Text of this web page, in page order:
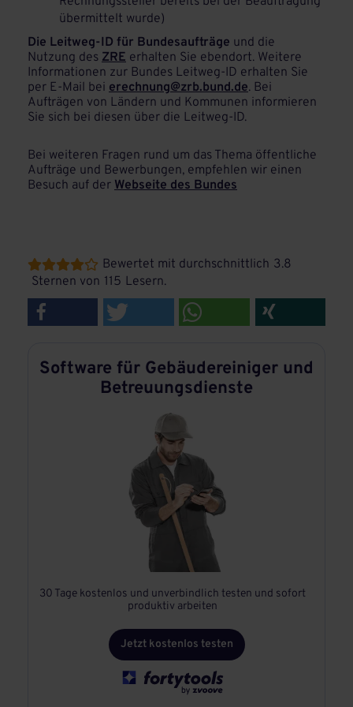
übermittelt wurde)
Die Leitweg-ID für Bundesaufträge und die
Nutzung des ZRE erhalten Sie ebendort. Weitere
Informationen zur Bundes Leitweg-ID erhalten Sie
per E-Mail bei erechnung@zrb.bund.de. Bei
Aufträgen von Ländern und Kommunen informieren
Sie sich bei diesen über die Leitweg-ID.
Bei weiteren Fragen rund um das Thema öffentliche
Aufträge und Bewerbungen, empfehlen wir einen
Besuch auf der Webseite des Bundes
 Bewertet mit durchschnittlich 3.8
Sternen von 115 Lesern.
Software für Gebäudereiniger und
Betreuungsdienste
30 Tage kostenlos und unverbindlich testen und sofort
produktiv arbeiten
Jetzt kostenlos testen